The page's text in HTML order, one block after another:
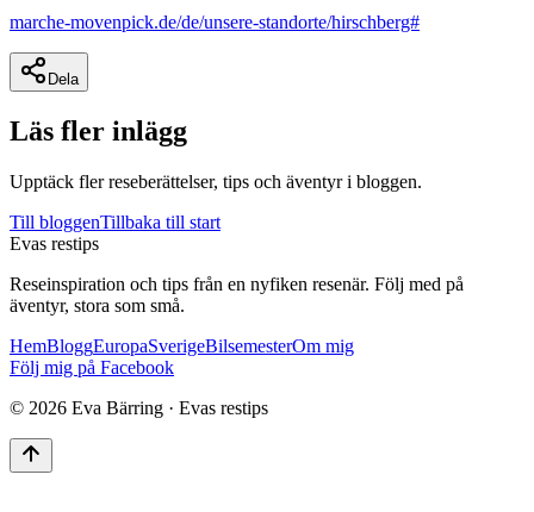
marche-movenpick.de/de/unsere-standorte/hirschberg#
Dela
Läs fler inlägg
Upptäck fler reseberättelser, tips och äventyr i bloggen.
Till bloggenTillbaka till start
Evas restips
Reseinspiration och tips från en nyfiken resenär. Följ med på
äventyr, stora som små.
HemBloggEuropaSverigeBilsemesterOm mig
Följ mig på Facebook
© 2026 Eva Bärring · Evas restips